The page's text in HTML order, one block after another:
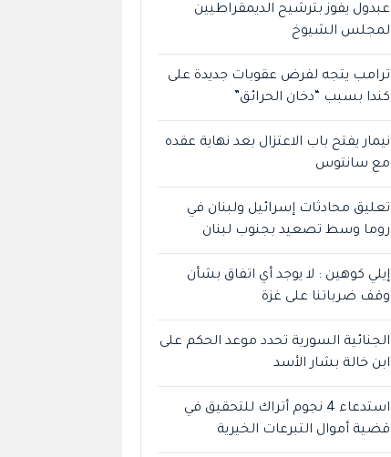
عبدول يفوز بترشيح الديمقراطيين
لمجلس الشيوخ
ترامب يتجه لفرض عقوبات جديدة على
كندا بسبب “دخان الحرائق”
نيمار يفتح باب الاعتزال بعد نهاية عقده
مع سانتوس
تعليق محادثات إسرائيل ولبنان في
روما وسط تصعيد بجنوب لبنان
إيلي كوهين : لا يوجد أي اتفاق بشأن
وقف ضرباتنا على غزة
الجنائية السورية تحدد موعد الحكم على
ابن خالة بشار الأسد
استدعاء 4 نجوم أتراك للتحقيق في
قضية أموال التبرعات الخيرية